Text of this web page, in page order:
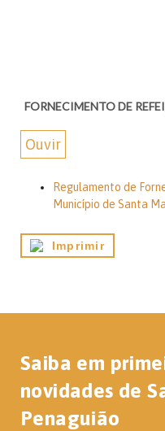
FORNECIMENTO DE
Ouvir
Regulamento de
Município de Santa
Imprimir
Saiba em
novidades de
Penaguião